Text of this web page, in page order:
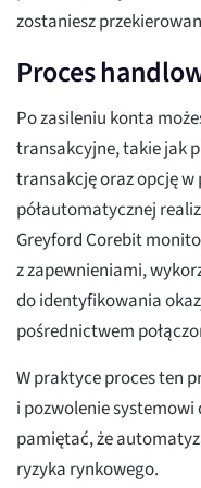
zostaniesz
Proces
Po zasileniu konta
transakcyjne, takie jak
transakcję oraz opcję
półautomatycznej
Greyford Corebit
z zapewnieniami,
do identyfikowania
pośrednictwem
W praktyce proces ten
i pozwolenie systemowi
pamiętać, że
ryzyka rynkowego.